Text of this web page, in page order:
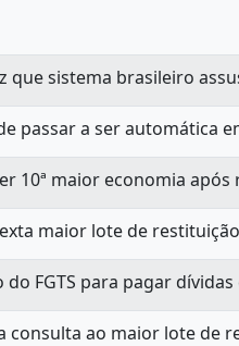
que sistema brasileiro
passar a ser automática
10ª maior economia após
maior lote de
do FGTS para pagar
consulta ao maior lote de